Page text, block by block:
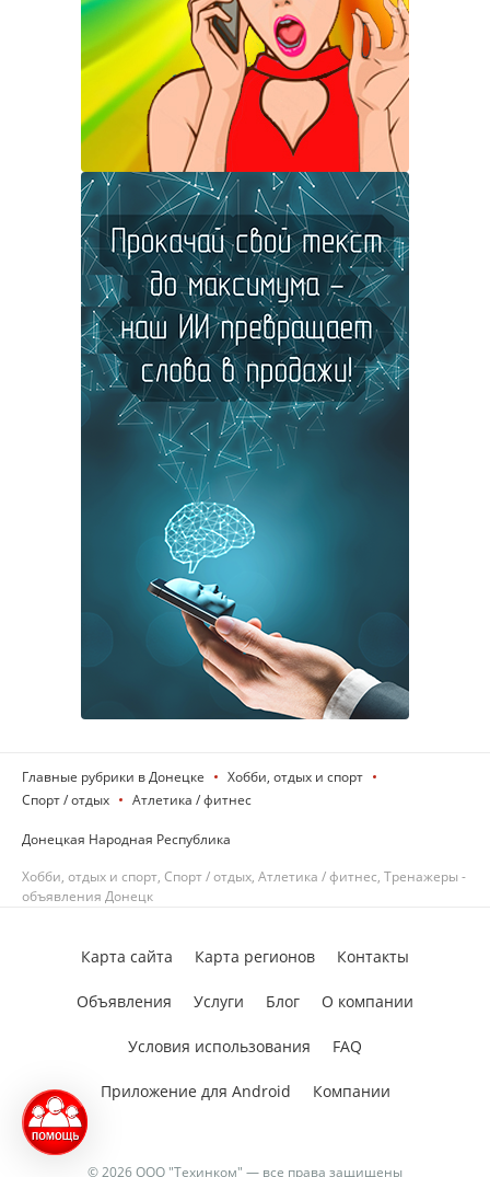
Главные рубрики в Донецке
Хобби, отдых и спорт
Спорт / отдых
Атлетика / фитнес
Донецкая Народная Республика
Хобби, отдых и спорт, Спорт / отдых, Атлетика / фитнес, Тренажеры -
объявления Донецк
© 2026 ООО "Техинком" — все права защищены
Карта сайта Карта регионов Контакты
Объявления Услуги Блог О компании
Условия использования FAQ
Приложение для Android Компании